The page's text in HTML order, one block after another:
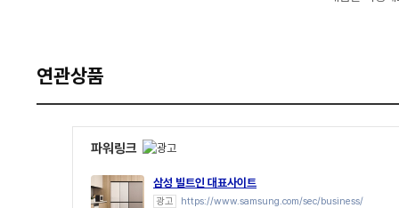
연관상품
파워링크
삼성 빌트인 대표사이트
광고 https://www.samsung.com/sec/business/